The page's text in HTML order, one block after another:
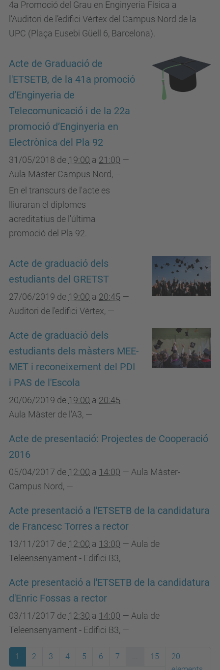
4a Promoció del Grau en Enginyeria Física a
l’Auditori de l’edifici Vèrtex del Campus Nord de la
UPC (Plaça Eusebi Güell 6, Barcelona).
Acte de Graduació de
l'ETSETB, de la 41a promoció
d’Enginyeria de
Telecomunicació i de la 22a
promoció d’Enginyeria en
Electrònica del Pla 92
31/05/2018 de 19:00 a 21:00 —
Aula Màster Campus Nord, —
En el transcurs de l'acte es
lliuraran el diplomes
acreditatius de l'última
promoció del Pla 92.
Acte de graduació dels
estudiants del GRETST
27/06/2019 de 19:00 a 20:45 —
Auditori de l'edifici Vèrtex, —
Acte de graduació dels
estudiants dels màsters MEE-
MET i reconeixement del PDI
i PAS de l'Escola
20/06/2019 de 19:00 a 20:45 —
Aula Màster de l'A3, —
Acte de presentació: Projectes de Cooperació
2016
05/04/2017 de 12:00 a 14:00 — Aula Màster-
Campus Nord, —
Acte presentació a l'ETSETB de la candidatura
de Francesc Torres a rector
13/11/2017 de 12:00 a 13:00 — Aula de
Teleensenyament - Edifici B3, —
Acte presentació a l'ETSETB de la candidatura
d'Enric Fossas a rector
03/11/2017 de 12:30 a 14:00 — Aula de
Teleensenyament - Edifici B3, —
1 2 3 4 5 6 7 ... 15
20